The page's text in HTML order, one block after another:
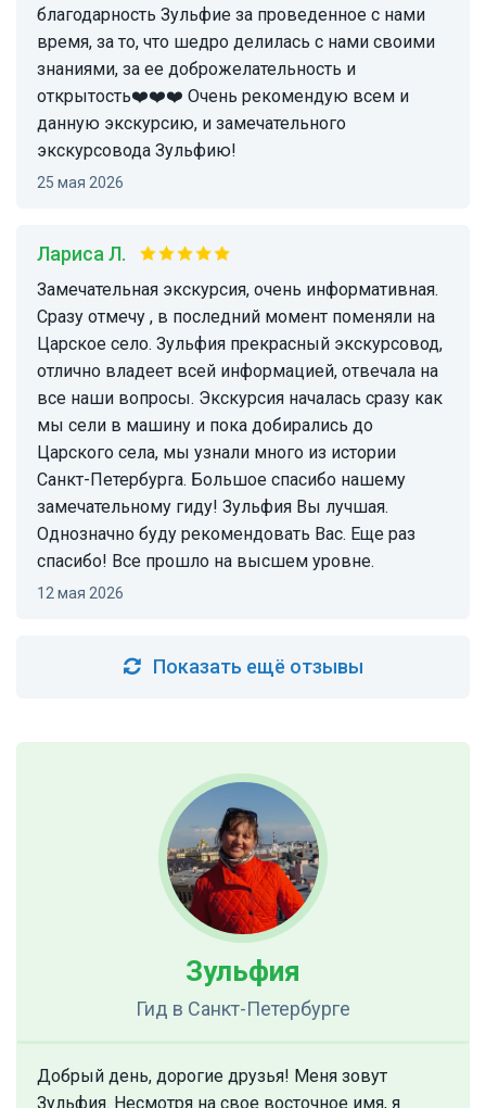
благодарность Зульфие за проведенное с нами
время, за то, что шедро делилась с нами своими
знаниями, за ее доброжелательность и
открытость❤️❤️❤️ Очень рекомендую всем и
данную экскурсию, и замечательного
экскурсовода Зульфию!
25 мая 2026
Лариса Л.
Замечательная экскурсия, очень информативная.
Сразу отмечу , в последний момент поменяли на
Царское село. Зульфия прекрасный экскурсовод,
отлично владеет всей информацией, отвечала на
все наши вопросы. Экскурсия началась сразу как
мы сели в машину и пока добирались до
Царского села, мы узнали много из истории
Санкт-Петербурга. Большое спасибо нашему
замечательному гиду! Зульфия Вы лучшая.
Однозначно буду рекомендовать Вас. Еще раз
спасибо! Все прошло на высшем уровне.
12 мая 2026
Показать ещё отзывы
Зульфия
Гид в Санкт-Петербурге
Добрый день, дорогие друзья! Меня зовут
Зульфия. Несмотря на свое восточное имя, я